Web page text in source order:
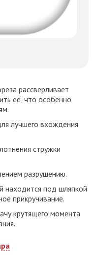
рассверливает
её, что особенно
лучшего вхождения
стружки
разрушению.
находится под шляпкой
прикручивание.
крутящего момента